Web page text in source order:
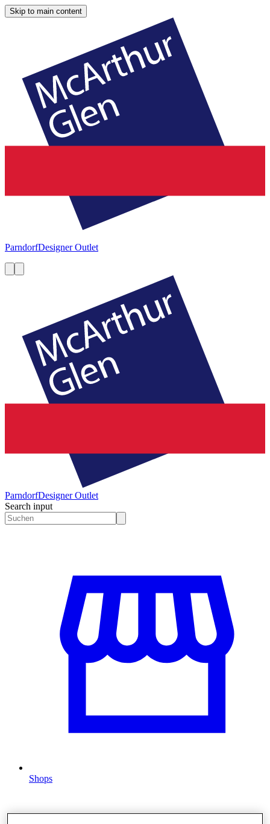
Skip to main content
ParndorfDesigner Outlet
ParndorfDesigner Outlet
Search input
Shops